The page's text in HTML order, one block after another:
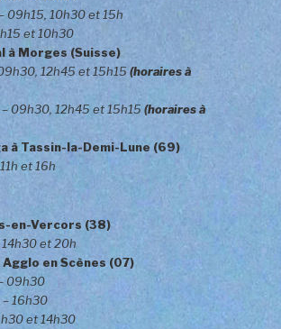
09h15, 10h30 et 15h
et 10h30
à Morges (Suisse)
12h45 et 15h15 (horaires à
09h30, 12h45 et 15h15 (horaires à
à Tassin-la-Demi-Lune (69)
et 16h
en-Vercors (38)
et 20h
Agglo en Scènes (07)
09h30
– 16h30
et 14h30